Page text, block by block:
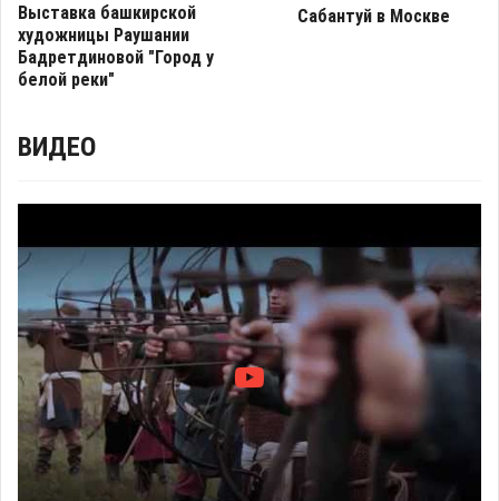
Выставка башкирской
художницы Раушании
Бадретдиновой "Город у
белой реки"
Сабантуй в Москве
ВИДЕО